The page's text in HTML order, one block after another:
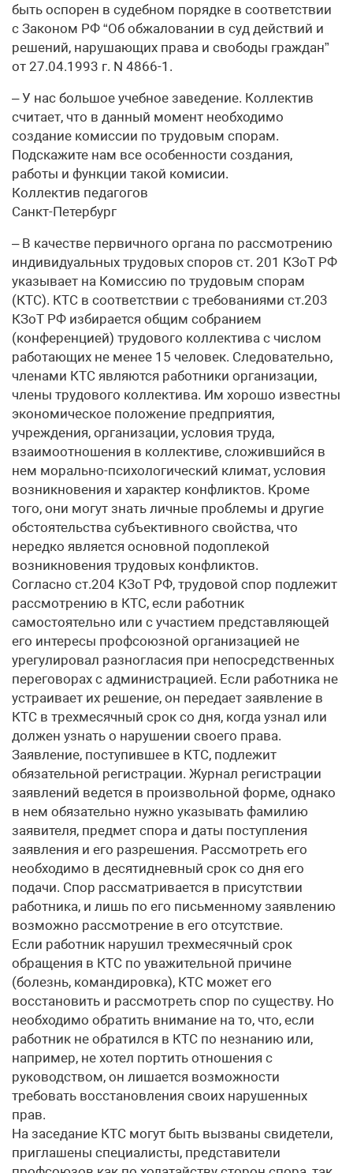
быть оспорен в судебном порядке в соответствии
с Законом РФ “Об обжаловании в суд действий и
решений, нарушающих права и свободы граждан”
от 27.04.1993 г. N 4866-1.
– У нас большое учебное заведение. Коллектив
считает, что в данный момент необходимо
создание комиссии по трудовым спорам.
Подскажите нам все особенности создания,
работы и функции такой комисии.
Коллектив педагогов
Санкт-Петербург
– В качестве первичного органа по рассмотрению
индивидуальных трудовых споров ст. 201 КЗоТ РФ
указывает на Комиссию по трудовым спорам
(КТС). КТС в соответствии с требованиями ст.203
КЗоТ РФ избирается общим собранием
(конференцией) трудового коллектива с числом
работающих не менее 15 человек. Следовательно,
членами КТС являются работники организации,
члены трудового коллектива. Им хорошо известны
экономическое положение предприятия,
учреждения, организации, условия труда,
взаимоотношения в коллективе, сложившийся в
нем морально-психологический климат, условия
возникновения и характер конфликтов. Кроме
того, они могут знать личные проблемы и другие
обстоятельства субъективного свойства, что
нередко является основной подоплекой
возникновения трудовых конфликтов.
Согласно ст.204 КЗоТ РФ, трудовой спор подлежит
рассмотрению в КТС, если работник
самостоятельно или с участием представляющей
его интересы профсоюзной организацией не
урегулировал разногласия при непосредственных
переговорах с администрацией. Если работника не
устраивает их решение, он передает заявление в
КТС в трехмесячный срок со дня, когда узнал или
должен узнать о нарушении своего права.
Заявление, поступившее в КТС, подлежит
обязательной регистрации. Журнал регистрации
заявлений ведется в произвольной форме, однако
в нем обязательно нужно указывать фамилию
заявителя, предмет спора и даты поступления
заявления и его разрешения. Рассмотреть его
необходимо в десятидневный срок со дня его
подачи. Спор рассматривается в присутствии
работника, и лишь по его письменному заявлению
возможно рассмотрение в его отсутствие.
Если работник нарушил трехмесячный срок
обращения в КТС по уважительной причине
(болезнь, командировка), КТС может его
восстановить и рассмотреть спор по существу. Но
необходимо обратить внимание на то, что, если
работник не обратился в КТС по незнанию или,
например, не хотел портить отношения с
руководством, он лишается возможности
требовать восстановления своих нарушенных
прав.
На заседание КТС могут быть вызваны свидетели,
приглашены специалисты, представители